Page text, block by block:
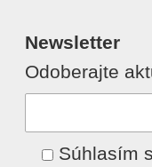
Newsletter
Odoberajte
Súhlasím s